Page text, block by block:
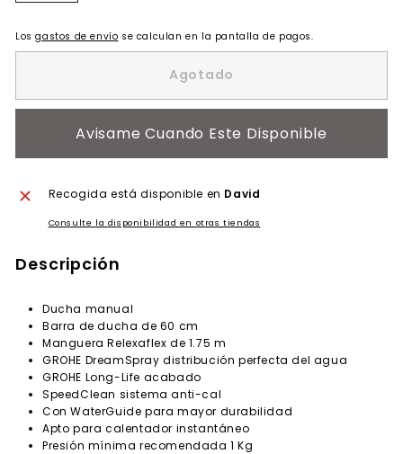
Losgastos de envío se calculan en la pantalla de pagos.
Agotado
Avisame Cuando Este Disponible
Recogida está disponible en David
Consulte la disponibilidad en otras tiendas
Descripción
Ducha manual
Barra de ducha de 60 cm
Manguera Relexaflex de 1.75 m
GROHE DreamSpray distribución perfecta del agua
GROHE Long-Life acabado
SpeedClean sistema anti-cal
Con WaterGuide para mayor durabilidad
Apto para calentador instantáneo
Presión mínima recomendada 1 Kg